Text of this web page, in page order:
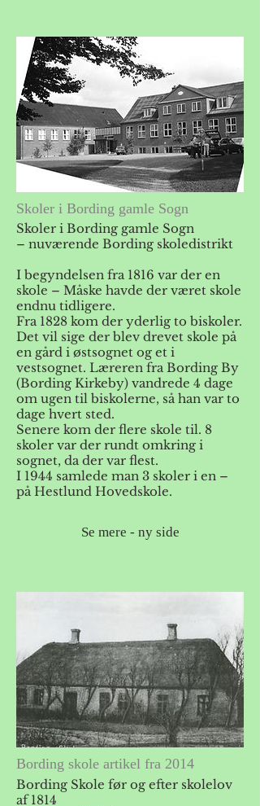
Skoler i Bording gamle Sogn
Skoler i Bording gamle Sogn
– nuværende Bording skoledistrikt
I begyndelsen fra 1816 var der en
skole – Måske havde der været skole
endnu tidligere.
Fra 1828 kom der yderlig to biskoler.
Det vil sige der blev drevet skole på
en gård i østsognet og et i
vestsognet. Læreren fra Bording By
(Bording Kirkeby) vandrede 4 dage
om ugen til biskolerne, så han var to
dage hvert sted.
Senere kom der flere skole til. 8
skoler var der rundt omkring i
sognet, da der var flest.
I 1944 samlede man 3 skoler i en –
på Hestlund Hovedskole.
Se mere - ny side
Bording skole artikel fra 2014
Bording Skole før og efter skolelov
af 1814